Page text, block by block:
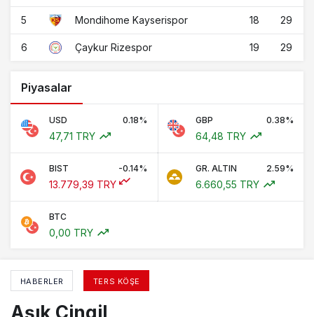
5 Mondihome Kayserispor 18 29
6 Çaykur Rizespor 19 29
Piyasalar
USD 0.18%
47,71 TRY
GBP 0.38%
64,48 TRY
BIST -0.14%
13.779,39 TRY
GR. ALTIN 2.59%
6.660,55 TRY
BTC
0,00 TRY
HABERLER TERS KÖŞE
Aşık Cingil